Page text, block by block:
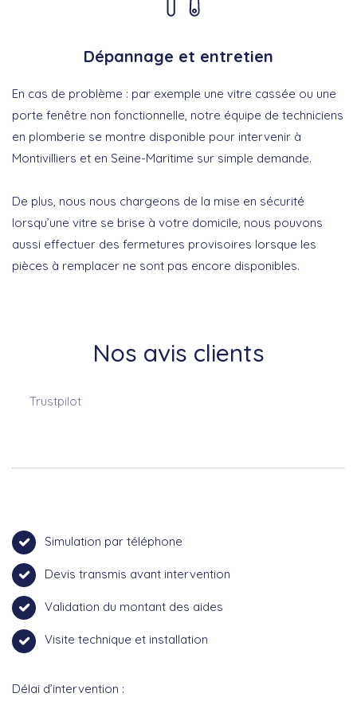
Dépannage et entretien
En cas de problème : par exemple une vitre cassée ou une
porte fenêtre non fonctionnelle, notre équipe de techniciens
en plomberie se montre disponible pour intervenir à
Montivilliers et en Seine-Maritime sur simple demande.
De plus, nous nous chargeons de la mise en sécurité
lorsqu’une vitre se brise à votre domicile, nous pouvons
aussi effectuer des fermetures provisoires lorsque les
pièces à remplacer ne sont pas encore disponibles.
Nos avis clients
Trustpilot
Simulation par téléphone
Devis transmis avant intervention
Validation du montant des aides
Visite technique et installation
Délai d’intervention :